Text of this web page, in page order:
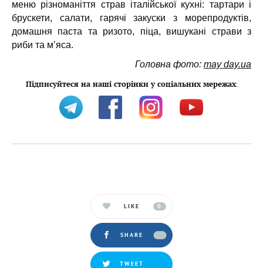
меню різноманіття страв італійської кухні: тартари і
брускети, салати, гарячі закуски з морепродуктів,
домашня паста та ризото, піца, вишукані страви з
риби та м’яса.
Головна фото: may day.ua
Підписуйтеся на наші сторінки у соціальних мережах:
LIKE 0
SHARE
TWEET